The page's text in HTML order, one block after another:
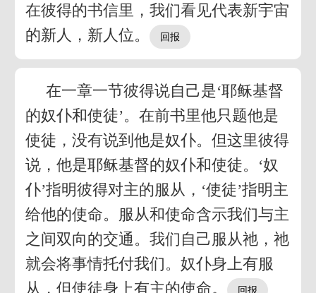
在彼得的书信里，我们看见代表新宇宙
的新人，新人位。
在一章一节彼得说自己是‘耶稣基督
的奴仆和使徒’。在前书里他只题他是
使徒，没有说到他是奴仆。但这里彼得
说，他是耶稣基督的奴仆和使徒。‘奴
仆’指明彼得对主的服从，‘使徒’指明主
给他的使命。服从和使命含示我们与主
之间双向的交通。我们自己服从祂，祂
就会将事情托付我们。奴仆身上有服
从，但使徒身上有主的使命。